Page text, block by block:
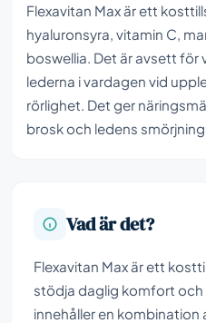
Flexavitan Max är ett
hyaluronsyra, vitamin C,
boswellia. Det är avsett för
lederna i vardagen vid
rörlighet. Det ger
brosk och ledens smörjning
Vad är det?
Flexavitan Max är ett
stödja daglig komfort och
innehåller en kombination